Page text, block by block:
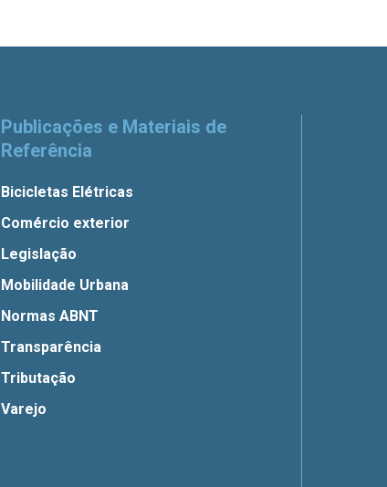
Publicações e Materiais de
Referência
Bicicletas Elétricas
Comércio exterior
Legislação
Mobilidade Urbana
Normas ABNT
Transparência
Tributação
Varejo